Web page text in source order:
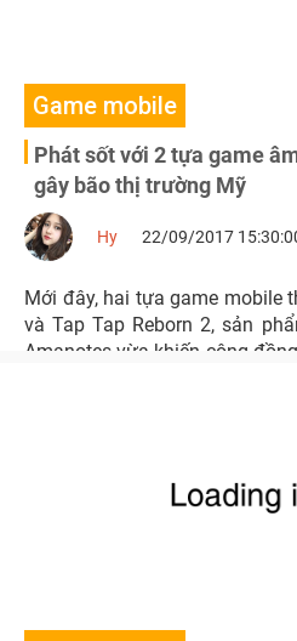
Game mobile
Phát sốt với 2 tựa game
gây bão thị trường Mỹ
Hy 22/09/2017
Mới đây, hai tựa game mobile
và Tap Tap Reborn 2, sản
Amanotes vừa khiến cộng